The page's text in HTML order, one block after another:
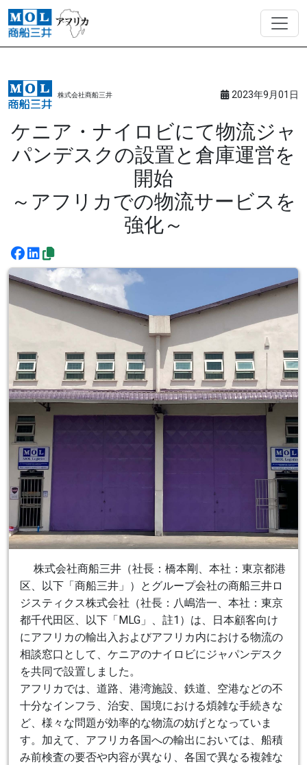
株式会社商船三井 2023年9月01日
ケニア・ナイロビにて物流ジャ
パンデスクの設置と倉庫運営を
開始
～アフリカでの物流サービスを
強化～
株式会社商船三井（社長：橋本剛、本社：東京都港
区、以下「商船三井」）とグループ会社の商船三井ロ
ジスティクス株式会社（社長：八嶋浩一、本社：東京
都千代田区、以下「MLG」、註1）は、日本顧客向け
にアフリカの輸出入およびアフリカ内における物流の
相談窓口として、ケニアのナイロビにジャパンデスク
を共同で設置しました。
アフリカでは、道路、港湾施設、鉄道、空港などの不
十分なインフラ、治安、国境における煩雑な手続きな
ど、様々な問題が効率的な物流の妨げとなっていま
す。加えて、アフリカ各国への輸出においては、船積
み前検査の要否や内容が異なり、各国で異なる複雑な